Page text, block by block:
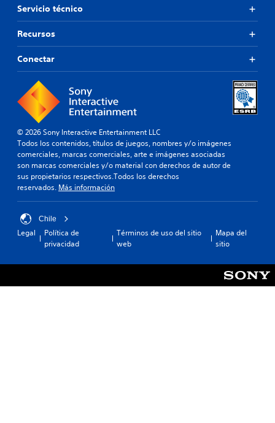
Servicio técnico
Recursos
Conectar
© 2026 Sony Interactive Entertainment LLC
Todos los contenidos, títulos de juegos, nombres y/o imágenes
comerciales, marcas comerciales, arte e imágenes asociadas
son marcas comerciales y/o material con derechos de autor de
sus propietarios respectivos.Todos los derechos
reservados. Más información
Chile
Legal
Política de
privacidad
Términos de uso del sitio
web
Mapa del
sitio